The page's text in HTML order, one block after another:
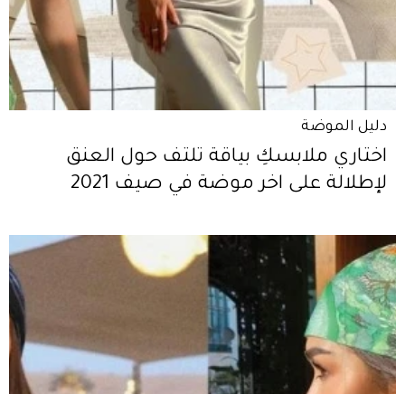
دليل الموضة
اختاري ملابسكِ بياقة تلتف حول العنق
لإطلالة على اخر موضة في صيف 2021